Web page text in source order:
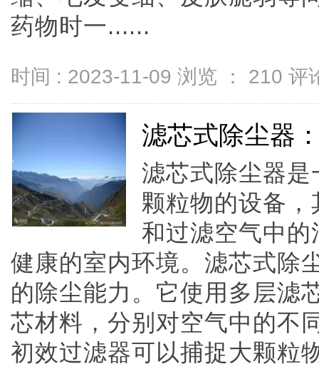
药物时一......
时间 : 2023-11-09 浏览 ： 210 评
滤芯式除尘器
滤芯式除尘器
颗粒物的设备
和过滤空气中
健康的室内环境。滤芯式除
的除尘能力。它使用多层滤
芯材料，分别对空气中的不
初效过滤器可以捕捉大颗粒